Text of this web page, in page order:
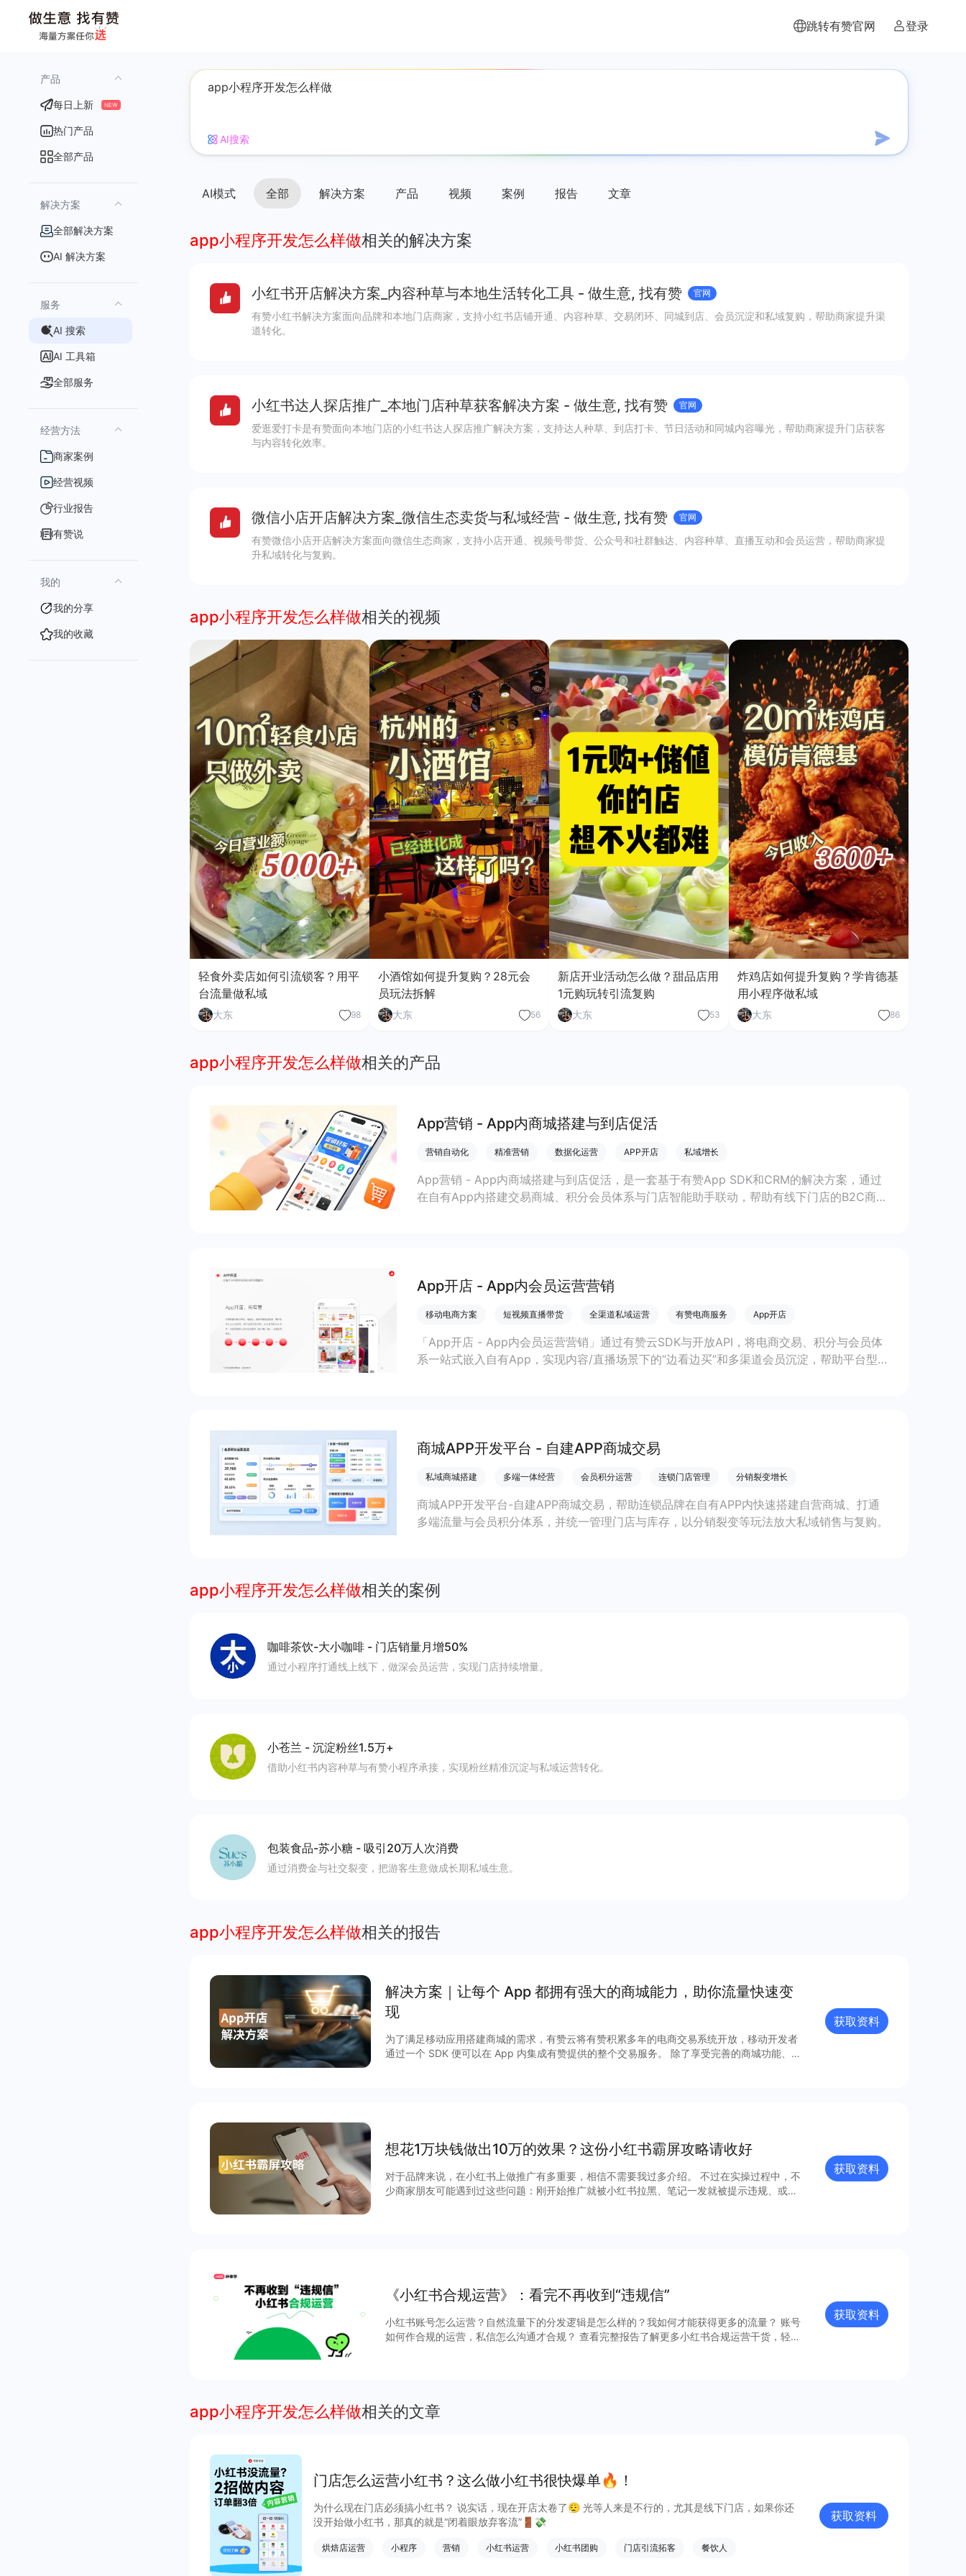
跳转有赞官网 登录
产品
每日上新 NEW
热门产品
全部产品
解决方案
全部解决方案
AI 解决方案
服务
AI 搜索
AI 工具箱
全部服务
经营方法
商家案例
经营视频
行业报告
有赞说
我的
我的分享
我的收藏
AI搜索
AI模式 全部 解决方案 产品 视频 案例 报告 文章
app小程序开发怎么样做相关的解决方案
小红书开店解决方案_内容种草与本地生活转化工具 - 做生意, 找有赞 官网
有赞小红书解决方案面向品牌和本地门店商家，支持小红书店铺开通、内容种草、交易闭环、同城到店、会员沉淀和私域复购，帮助商家提升渠
道转化。
小红书达人探店推广_本地门店种草获客解决方案 - 做生意, 找有赞 官网
爱逛爱打卡是有赞面向本地门店的小红书达人探店推广解决方案，支持达人种草、到店打卡、节日活动和同城内容曝光，帮助商家提升门店获客
与内容转化效率。
微信小店开店解决方案_微信生态卖货与私域经营 - 做生意, 找有赞 官网
有赞微信小店开店解决方案面向微信生态商家，支持小店开通、视频号带货、公众号和社群触达、内容种草、直播互动和会员运营，帮助商家提
升私域转化与复购。
app小程序开发怎么样做相关的视频
轻食外卖店如何引流锁客？用平
台流量做私域
大东 98
小酒馆如何提升复购？28元会
员玩法拆解
大东 56
新店开业活动怎么做？甜品店用
1元购玩转引流复购
大东 53
炸鸡店如何提升复购？学肯德基
用小程序做私域
大东 86
app小程序开发怎么样做相关的产品
App营销 - App内商城搭建与到店促活
营销自动化 精准营销 数据化运营 APP开店 私域增长
App营销 - App内商城搭建与到店促活，是一套基于有赞App SDK和CRM的解决方案，通过
在自有App内搭建交易商城、积分会员体系与门店智能助手联动，帮助有线下门店的B2C商家
App开店 - App内会员运营营销
移动电商方案 短视频直播带货 全渠道私域运营 有赞电商服务 App开店
「App开店 - App内会员运营营销」通过有赞云SDK与开放API，将电商交易、积分与会员体
系一站式嵌入自有App，实现内容/直播场景下的“边看边买”和多渠道会员沉淀，帮助平台型
商城APP开发平台 - 自建APP商城交易
私域商城搭建 多端一体经营 会员积分运营 连锁门店管理 分销裂变增长
商城APP开发平台-自建APP商城交易，帮助连锁品牌在自有APP内快速搭建自营商城、打通
多端流量与会员积分体系，并统一管理门店与库存，以分销裂变等玩法放大私域销售与复购。
app小程序开发怎么样做相关的案例
咖啡茶饮-大小咖啡 - 门店销量月增50%
通过小程序打通线上线下，做深会员运营，实现门店持续增量。
小苍兰 - 沉淀粉丝1.5万+
借助小红书内容种草与有赞小程序承接，实现粉丝精准沉淀与私域运营转化。
包装食品-苏小糖 - 吸引20万人次消费
通过消费金与社交裂变，把游客生意做成长期私域生意。
app小程序开发怎么样做相关的报告
解决方案｜让每个 App 都拥有强⼤的商城能⼒，助你流量快速变
现
为了满⾜移动应⽤搭建商城的需求，有赞云将有赞积累多年的电商交易系统开放，移动开发者
通过⼀个 SDK 便可以在 App 内集成有赞提供的整个交易服务。 除了享受完善的商城功能、丰
法，直接可以在 App 内使用 5.完善的商城能力，数据流量分析
获取资料
想花1万块钱做出10万的效果？这份小红书霸屏攻略请收好
对于品牌来说，在小红书上做推广有多重要，相信不需要我过多介绍。 不过在实操过程中，不
少商家朋友可能遇到过这些问题：刚开始推广就被小红书拉黑、笔记一发就被提示违规、或者
获取资料
《小红书合规运营》：看完不再收到“违规信”
小红书账号怎么运营？自然流量下的分发逻辑是怎么样的？我如何才能获得更多的流量？ 账号
如何作合规的运营，私信怎么沟通才合规？ 查看完整报告了解更多小红书合规运营干货，轻松
获取资料
app小程序开发怎么样做相关的文章
门店怎么运营小红书？这么做小红书很快爆单🔥！
为什么现在门店必须搞小红书？ 说实话，现在开店太卷了😮‍💨 光等人来是不行的，尤其是线下门店，如果你还
没开始做小红书，那真的就是“闭着眼放弃客流”🚪💸
烘焙店运营 小程序 营销 小红书运营 小红书团购 门店引流拓客 餐饮人
获取资料